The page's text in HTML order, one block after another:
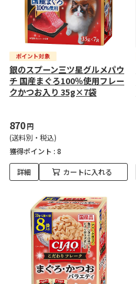
銀のスプーン三ツ星グルメパウ
チ 国産まぐろ100％使用フレー
クかつお入り 35g×7袋
870円
(送料別・税込)
獲得ポイント : 8
詳細 カートに入れる